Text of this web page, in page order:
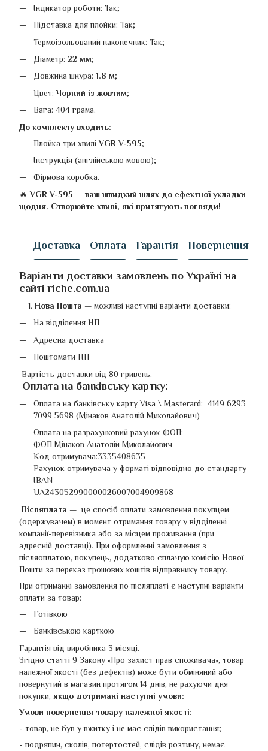
Індикатор роботи: Так;
Підставка для плойки: Так;
Термоізольований наконечник: Так;
Діаметр: 22 мм;
Довжина шнура: 1.8 м;
Цвет: Чорний із жовтим;
Вага: 404 грама.
До комплекту входить:
Плойка три хвиліVGR V-595;
Інструкція (англійською мовою);
Фірмова коробка.
🔥VGR V-595 — ваш швидкий шлях до ефектної укладки
щодня. Створюйте хвилі, які притягують погляди!
Доставка Оплата Гарантія Повернення
Варіанти доставки замовлень по Україні на
сайті riche.com.ua
Нова Пошта — можливі наступні варіанти доставки:
На відділення НП
Адресна доставка
Поштомати НП
Вартість доставки від 80 гривень.
Оплата на банківську картку:
Оплата на банківську карту Visa \ Masterard: 4149 6293
7099 5698 (Мінаков Анатолій Миколайович)
Оплата на разрахунковий рахунок ФОП:
ФОП Мінаков Анатолій Миколайович
Код отримувача:3335408635
Рахунок отримувача у форматі відповідно до стандарту
IBAN
UA243052990000026007004909868
Післяплата — це спосіб оплати замовлення покупцем
(одержувачем) в момент отримання товару у відділенні
компанії-перевізника або за місцем проживання (при
адресній доставці). При оформленні замовлення з
післяоплатою, покупець, додатково сплачую комісію Нової
Пошти за переказ грошових коштів відправнику товару.
При отриманні замовлення по післяплаті є наступні варіанти
оплати за товар:
Готівкою
Банківською карткою
Гарантія від виробника 3 місяці.
Згідно статті 9 Закону «Про захист прав споживача», товар
належної якості (без дефектів) може бути обміняний або
повернутий в магазин протягом 14 днів, не рахуючи дня
покупки, якщо дотримані наступні умови:
Умови повернення товару належної якості:
- товар, не був у вжитку і не має слідів використання;
- подряпин, сколів, потертостей, слідів розтину, немає